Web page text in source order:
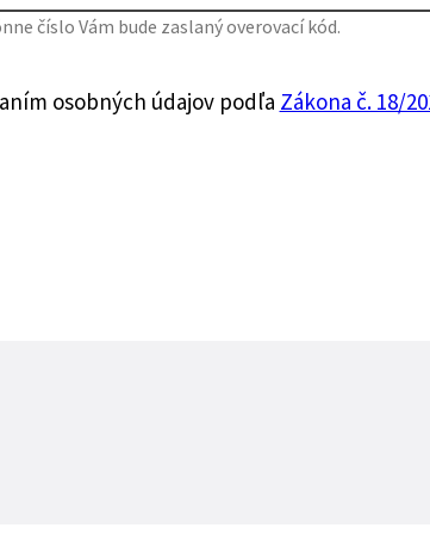
číslo Vám bude zaslaný overovací kód.
osobných údajov podľa Zákona č. 18/